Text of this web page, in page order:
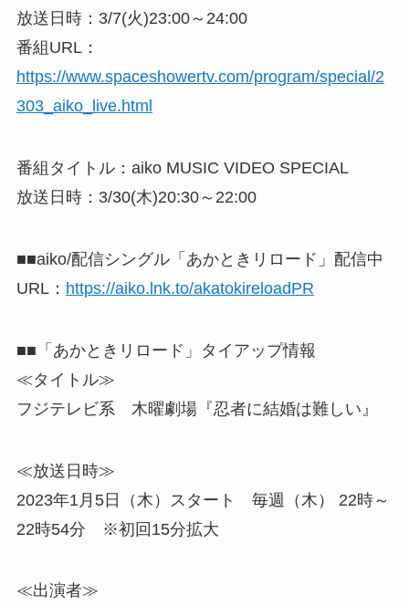
放送日時：3/7(火)23:00～24:00
番組URL：
https://www.spaceshowertv.com/program/special/2
303_aiko_live.html
番組タイトル：aiko MUSIC VIDEO SPECIAL
放送日時：3/30(木)20:30～22:00
■■aiko/配信シングル「あかときリロード」配信中
URL： https://aiko.lnk.to/akatokireloadPR
■■「あかときリロード」タイアップ情報
≪タイトル≫
フジテレビ系 木曜劇場『忍者に結婚は難しい』
≪放送日時≫
2023年1月5日（木）スタート 毎週（木） 22時～
22時54分 ※初回15分拡大
≪出演者≫